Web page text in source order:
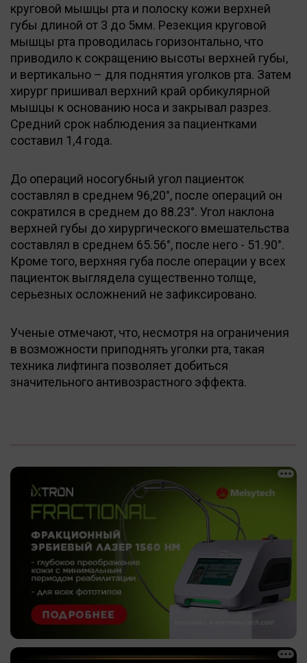
круговой мышцы рта и полоску кожи верхней
губы длиной от 3 до 5мм. Резекция круговой
мышцы рта проводилась горизонтально, что
приводило к сокращению высоты верхней губы,
и вертикально – для поднятия уголков рта. Затем
хирург пришивал верхний край орбикулярной
мышцы к основанию носа и закрывал разрез.
Средний срок наблюдения за пациентками
составил 1,4 года.
До операций носогубный угол пациенток
составлял в среднем 96,20°, после операций он
сократился в среднем до 88.23°. Угол наклона
верхней губы до хирургического вмешательства
составлял в среднем 65.56°, после него - 51.90°.
Кроме того, верхняя губа после операции у всех
пациенток выглядела существенно толще,
серьезных осложнений не зафиксировано.
Ученые отмечают, что, несмотря на ограничения
в возможности приподнять уголки рта, такая
техника лифтинга позволяет добиться
значительного антивозрастного эффекта.